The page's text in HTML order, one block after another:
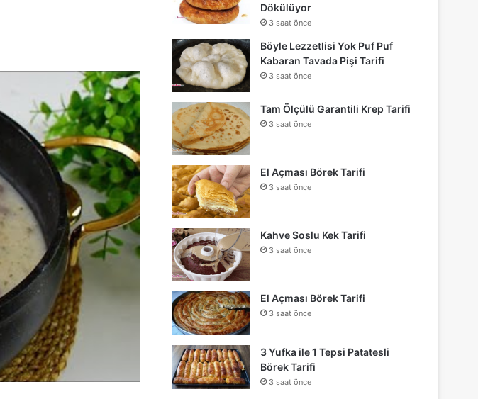
Dökülüyor
3 saat önce
Böyle Lezzetlisi Yok Puf Puf
Kabaran Tavada Pişi Tarifi
3 saat önce
Tam Ölçülü Garantili Krep Tarifi
3 saat önce
El Açması Börek Tarifi
3 saat önce
Kahve Soslu Kek Tarifi
3 saat önce
El Açması Börek Tarifi
3 saat önce
3 Yufka ile 1 Tepsi Patatesli
Börek Tarifi
3 saat önce